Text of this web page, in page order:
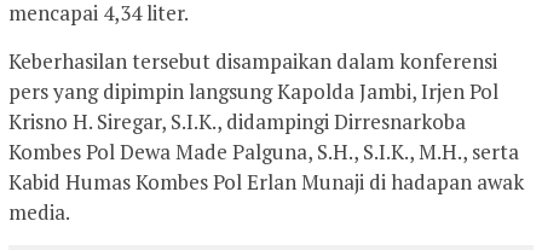
mencapai 4,34 liter.
Keberhasilan tersebut disampaikan dalam konferensi
pers yang dipimpin langsung Kapolda Jambi, Irjen Pol
Krisno H. Siregar, S.I.K., didampingi Dirresnarkoba
Kombes Pol Dewa Made Palguna, S.H., S.I.K., M.H., serta
Kabid Humas Kombes Pol Erlan Munaji di hadapan awak
media.